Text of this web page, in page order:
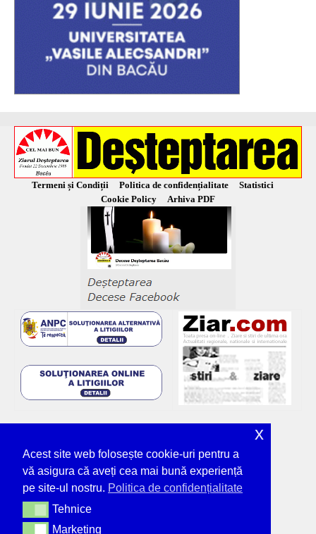
Termeni și Condiții Politica de confidențialitate
Statistici
Cookie Policy
Arhiva PDF
Acest site web folosește cookie-uri pentru a
vă asigura că aveți cea mai bună experiență
pe site-ul nostru. Politica de confidențialitate
TehniceTehnice
MarketingMarketing
x